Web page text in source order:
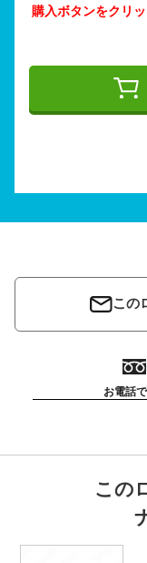
購入ボタンをクリ
この
お電話
この